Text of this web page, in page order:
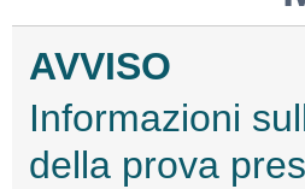
AVVISO
Informazioni
della prova